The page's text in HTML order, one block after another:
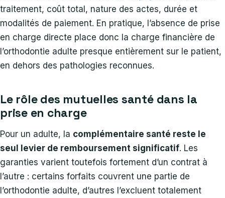
traitement, coût total, nature des actes, durée et
modalités de paiement. En pratique, l’absence de prise
en charge directe place donc la charge financière de
l’orthodontie adulte presque entièrement sur le patient,
en dehors des pathologies reconnues.
Le rôle des mutuelles santé dans la
prise en charge
Pour un adulte, la complémentaire santé reste le
seul levier de remboursement significatif. Les
garanties varient toutefois fortement d’un contrat à
l’autre : certains forfaits couvrent une partie de
l’orthodontie adulte, d’autres l’excluent totalement